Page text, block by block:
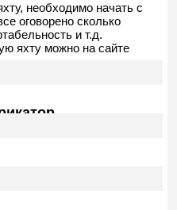
необходимо начать с
оговорено сколько
и т.д.
яхту можно на сайте